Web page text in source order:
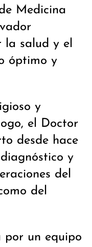
Medicina
salud y el
óptimo y
y
el Doctor
desde hace
y
del
del
por un equipo